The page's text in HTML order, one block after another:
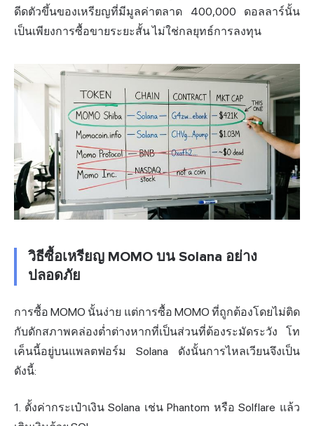
ดีดตัวขึ้นของเหรียญที่มีมูลค่าตลาด 400,000 ดอลลาร์นั้น
เป็นเพียงการซื้อขายระยะสั้น ไม่ใช่กลยุทธ์การลงทุน
วิธีซื้อเหรียญ MOMO บน Solana อย่าง
ปลอดภัย
การซื้อ MOMO นั้นง่าย แต่การซื้อ MOMO ที่ถูกต้องโดยไม่ติด
กับดักสภาพคล่องต่ำต่างหากที่เป็นส่วนที่ต้องระมัดระวัง โท
เค็นนี้อยู่บนแพลตฟอร์ม Solana ดังนั้นการไหลเวียนจึงเป็น
ดังนี้:
1. ตั้งค่ากระเป๋าเงิน Solana เช่น Phantom หรือSolflare แล้ว